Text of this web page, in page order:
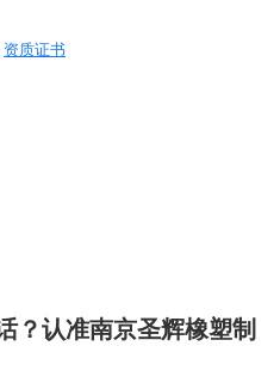
资质证书
？认准南京圣辉橡塑制